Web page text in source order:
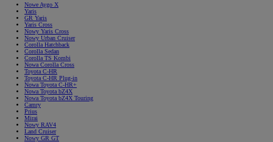
Nowe Aygo X
Yaris
GR Yaris
Yaris Cross
Nowy Yaris Cross
Nowy Urban Cruiser
Corolla Hatchback
Corolla Sedan
Corolla TS Kombi
Nowa Corolla Cross
Toyota C-HR
Toyota C-HR Plug-in
Nowa Toyota C-HR+
Nowa Toyota bZ4X
Nowa Toyota bZ4X Touring
Camry
Prius
Mirai
Nowy RAV4
Land Cruiser
Nowy GR GT